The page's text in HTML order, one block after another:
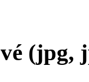
(jpg,